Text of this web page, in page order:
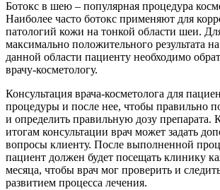
Ботокс в шею – популярная процедура
Наиболее часто ботокс применяют для
патологий кожи на тонкой области шеи.
максимально положительного результата
данной области пациенту необходимо
врачу-косметологу.
Консультация врача-косметолога для
процедуры и после нее, чтобы правильно
и определить правильную дозу препарата.
итогам консультации врач может задать
вопросы клиенту. После выполненной
пациент должен будет посещать клинику
месяца, чтобы врач мог проверить и
развитием процесса лечения.